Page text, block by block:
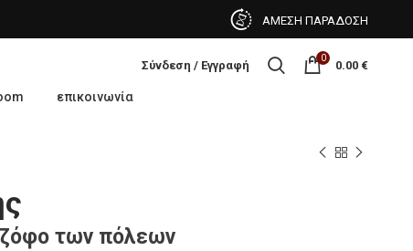
ΑΜΕΣΗ ΠΑΡΑΔΟΣΗ
Σύνδεση / Εγγραφή 0 0.00 €
επικοινωνία
των πόλεων